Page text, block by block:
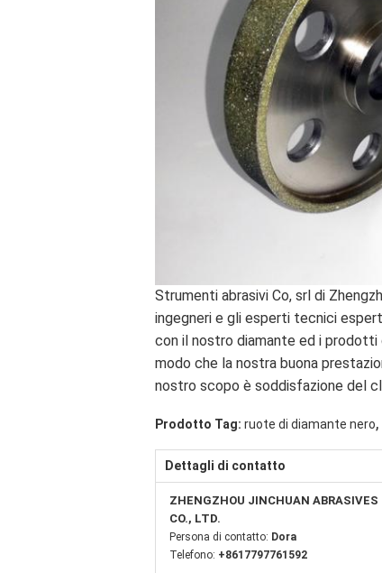
Strumenti abrasivi Co, srl di
ingegneri e gli esperti tecnici
con il nostro diamante ed i prodotti
modo che la nostra buona
nostro scopo è soddisfazione del
Prodotto Tag: ruote di diamante nero,
Dettagli di contatto
ZHENGZHOU JINCHUAN ABRASIVES
CO., LTD.
Persona di contatto: Dora
Telefono: +8617797761592